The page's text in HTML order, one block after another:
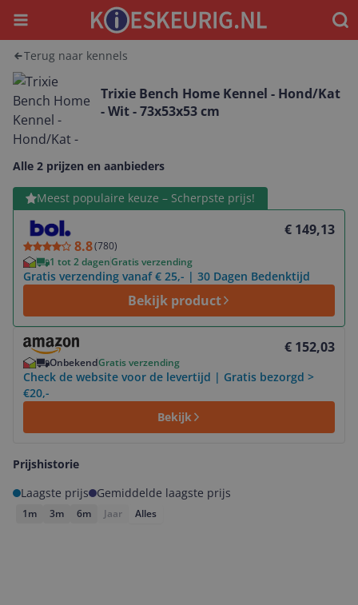
Menu
Terug naar kennels
Trixie Bench Home Kennel - Hond/Kat
- Wit - 73x53x53 cm
Alle 2 prijzen en aanbieders
Meest populaire keuze – Scherpste prijs!
8.8(780)
€ 149,13
1 tot 2 dagenGratis verzending
Gratis verzending vanaf € 25,- | 30 Dagen Bedenktijd
Bekijk product
Bekijk product
€ 152,03
OnbekendGratis verzending
Check de website voor de levertijd | Gratis bezorgd >
€20,-
Bekijk
Bekijk product
Prijshistorie
Laagste prijs
Gemiddelde laagste prijs
1m 3m 6m Jaar Alles